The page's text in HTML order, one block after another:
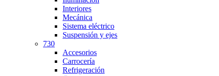
Interiores
Mecánica
Sistema eléctrico
Suspensión y ejes
730
Accesorios
Carrocería
Refrigeración